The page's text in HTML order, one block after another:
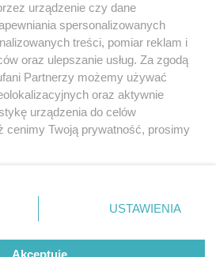
3 / 0
regulamin korzystania z portali
Skontakuj sięz nami
Kontakt
Wydawca
Redakcja
urządzenie czy dane
spersonalizowanych
treści, pomiar reklam i
oraz ulepszanie usług. Za zgodą
Partnerzy możemy używać
oraz aktywnie
urządzenia do celów
cenimy Twoją prywatność, prosimy
się w lewym dolnym rogu strony
danych nie wymagają
masz prawo sprzeciwić się
Preferencje będą miały
USTAWIENIA
Akceptuję